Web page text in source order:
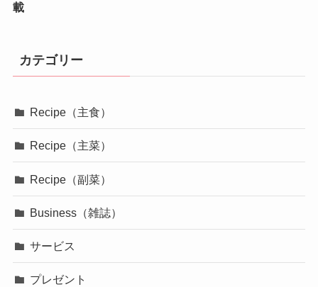
載
カテゴリー
Recipe（主食）
Recipe（主菜）
Recipe（副菜）
Business（雑誌）
サービス
プレゼント